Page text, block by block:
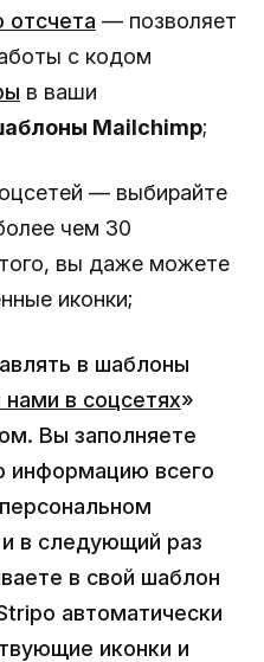
отсчета — позволяет
с кодом
в ваши
Mailchimp;
— выбирайте
чем 30
вы даже можете
иконки;
в шаблоны
в соцсетях»
Вы заполняете
информацию всего
в следующий раз
в свой шаблон
автоматически
иконки и